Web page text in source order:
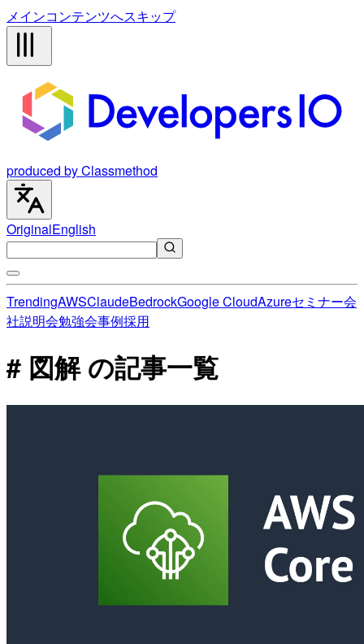
メインコンテンツへスキップ
produced by Classmethod
OriginalEnglish
TrendingAWSClaudeBedrockGoogle CloudAzureセミナー会
社説明会勉強会事例採用
# 図解 の記事一覧